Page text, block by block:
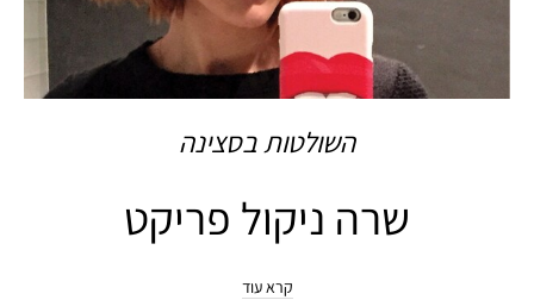
השולטות בסצינה
שרה ניקול פריקט
קרא עוד